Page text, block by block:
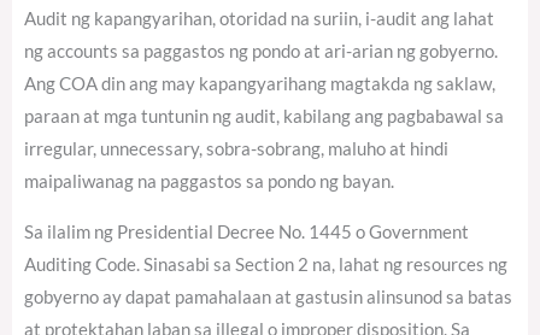
Audit ng kapangyarihan, otoridad na suriin, i-audit ang lahat
ng accounts sa paggastos ng pondo at ari-arian ng gobyerno.
Ang COA din ang may kapangyarihang magtakda ng saklaw,
paraan at mga tuntunin ng audit, kabilang ang pagbabawal sa
irregular, unnecessary, sobra-sobrang, maluho at hindi
maipaliwanag na paggastos sa pondo ng bayan.
Sa ilalim ng Presidential Decree No. 1445 o Government
Auditing Code. Sinasabi sa Section 2 na, lahat ng resources ng
gobyerno ay dapat pamahalaan at gastusin alinsunod sa batas
at protektahan laban sa illegal o improper disposition. Sa